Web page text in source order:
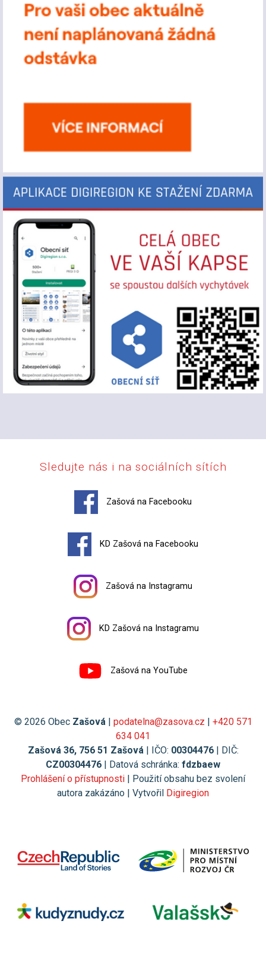
Sledujte nás i na sociálních sítích
Zašová na Facebooku
KD Zašová na Facebooku
Zašová na Instagramu
KD Zašová na Instagramu
Zašová na YouTube
© 2026 Obec Zašová | podatelna@zasova.cz | +420 571
634 041
Zašová 36, 756 51 Zašová | IČO: 00304476| DIČ:
CZ00304476 | Datová schránka: fdzbaew
Prohlášení o přístupnosti | Použití obsahu bez svolení
autora zakázáno | Vytvořil Digiregion